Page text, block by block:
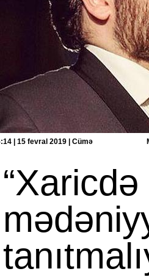
| 15 fevral 2019 | Cümə